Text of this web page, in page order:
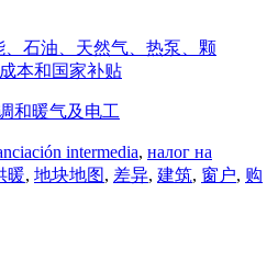
和暖气及电工
intermedia, налог на
暖, 地块地图, 差异, 建筑, 窗户, 购